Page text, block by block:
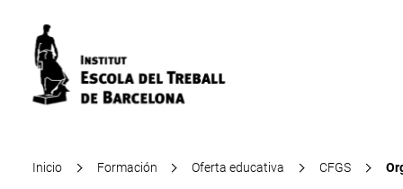
Inicio Formación Oferta educativa CFGS